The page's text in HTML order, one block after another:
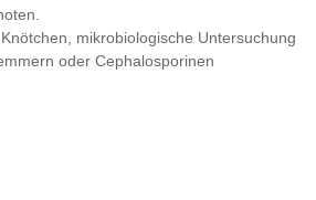
mikrobiologische Untersuchung
oder Cephalosporinen